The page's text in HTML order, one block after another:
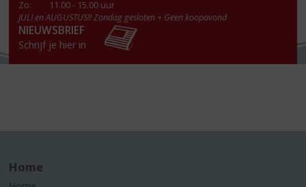
Zo:
11.00 - 15.00 uur
JULI en AUGUSTUS!! Zondag gesloten + Geen koopavond
NIEUWSBRIEF
Schrijf je hier in
Home